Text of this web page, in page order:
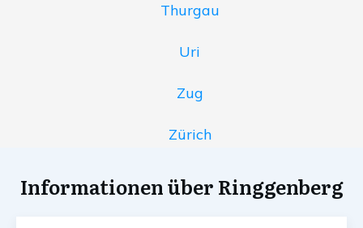
Thurgau
Uri
Zug
Zürich
Informationen über Ringgenberg